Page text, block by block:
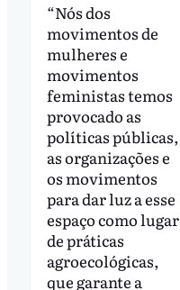
“Nós dos
movimentos de
mulheres e
movimentos
feministas temos
provocado as
políticas públicas,
as organizações e
os movimentos
para dar luz a esse
espaço como lugar
de práticas
agroecológicas,
que garante a